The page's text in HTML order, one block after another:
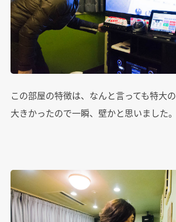
この部屋の特徴は、なんと言っても特大
大きかったので一瞬、壁かと思いました。